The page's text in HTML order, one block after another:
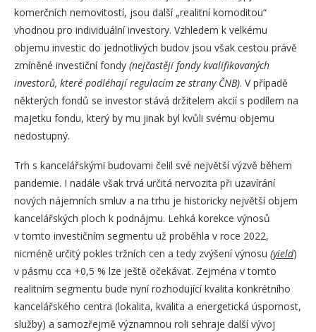
komerčních nemovitostí, jsou další „realitní komoditou“
vhodnou pro individuální investory. Vzhledem k velkému
objemu investic do jednotlivých budov jsou však cestou právě
zmíněné investiční fondy (nejčastěji fondy kvalifikovaných
investorů, které podléhají regulacím ze strany ČNB). V případě
některých fondů se investor stává držitelem akcií s podílem na
majetku fondu, který by mu jinak byl kvůli svému objemu
nedostupný.
Trh s kancelářskými budovami čelil své největší výzvě během
pandemie. I nadále však trvá určitá nervozita při uzavírání
nových nájemních smluv a na trhu je historicky největší objem
kancelářských ploch k podnájmu. Lehká korekce výnosů
v tomto investičním segmentu už proběhla v roce 2022,
nicméně určitý pokles tržních cen a tedy zvýšení výnosu (yield)
v pásmu cca +0,5 % lze ještě očekávat. Zejména v tomto
realitním segmentu bude nyní rozhodující kvalita konkrétního
kancelářského centra (lokalita, kvalita a energetická úspornost,
služby) a samozřejmě významnou roli sehraje další vývoj